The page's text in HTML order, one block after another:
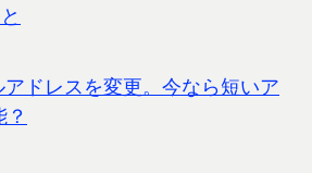
ドレスを変更。今なら短いア